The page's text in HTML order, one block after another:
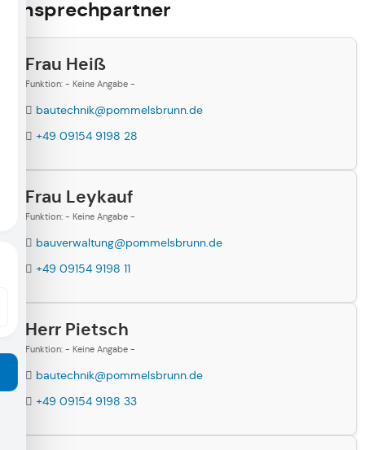
Ansprechpartner
Frau Heiß
Funktion: - Keine Angabe -
bautechnik@pommelsbrunn.de
+49 09154 9198 28
Frau Leykauf
Funktion: - Keine Angabe -
bauverwaltung@pommelsbrunn.de
+49 09154 9198 11
Herr Pietsch
Funktion: - Keine Angabe -
bautechnik@pommelsbrunn.de
+49 09154 9198 33